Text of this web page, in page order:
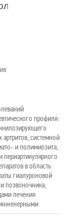
профиля:
артритов, системной
и полимиозита,
периартикулярного
в область
гиалуроновой
позвоночника,
лечения